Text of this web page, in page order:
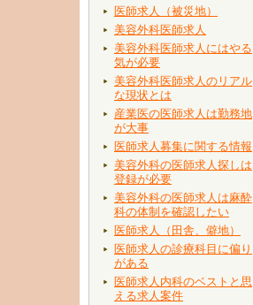
医師求人（被災地）
美容外科医師求人
美容外科医師求人にはやる
気が必要
美容外科医師求人のリアル
な現状とは
産業医の医師求人は勤務地
が大事
医師求人募集に関する情報
美容外科の医師求人探しは
登録が必要
美容外科の医師求人は麻酔
科の体制を確認したい
医師求人（田舎、僻地）
医師求人の診療科目に偏り
がある
医師求人内科のベストと思
える求人案件